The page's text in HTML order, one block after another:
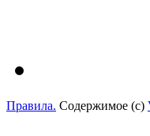
Правила. Содержимое (с)